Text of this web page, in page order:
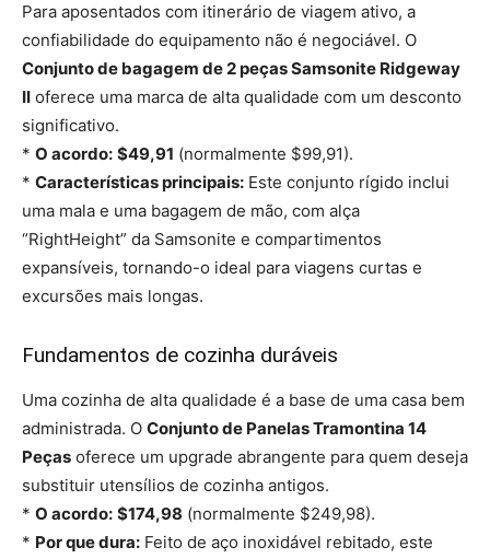
Para aposentados com itinerário de viagem ativo, a
confiabilidade do equipamento não é negociável. O
Conjunto de bagagem de 2 peças Samsonite Ridgeway
II oferece uma marca de alta qualidade com um desconto
significativo.
* O acordo: $49,91 (normalmente $99,91).
* Características principais: Este conjunto rígido inclui
uma mala e uma bagagem de mão, com alça
“RightHeight” da Samsonite e compartimentos
expansíveis, tornando-o ideal para viagens curtas e
excursões mais longas.
Fundamentos de cozinha duráveis
Uma cozinha de alta qualidade é a base de uma casa bem
administrada. O Conjunto de Panelas Tramontina 14
Peças oferece um upgrade abrangente para quem deseja
substituir utensílios de cozinha antigos.
* O acordo: $174,98 (normalmente $249,98).
* Por que dura: Feito de aço inoxidável rebitado, este